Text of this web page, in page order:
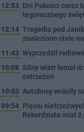
12:53 Dni Pakości coraz
tegorocznego
12:14 Tragedia pod
znaleziono ciało
11:43 Wyprzedził
10:08 Silny wiatr łamał
ostrzeżeń
10:03 Autobusy wróciły
09:54 Pięciu
Rekordzista miał